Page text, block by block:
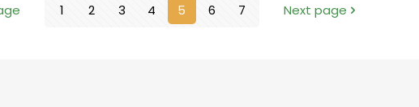
1 2 3 4 5 6 7 Next page